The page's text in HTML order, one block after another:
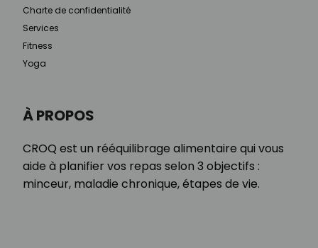
À PROPOS
CROQ est un rééquilibrage alimentaire qui vous
aide à planifier vos repas selon 3 objectifs :
minceur, maladie chronique, étapes de vie.
Charte de confidentialité
Services
Fitness
Yoga